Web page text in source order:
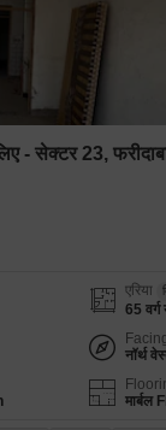
- सेक्टर 23,
एरिया
65 वर्ग
नॉर्थ
मार्बल